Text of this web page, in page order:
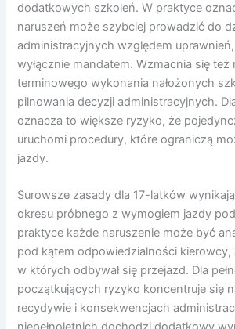
dodatkowych szkoleń. W praktyce
naruszeń może szybciej prowadzić do
administracyjnych względem
wyłącznie mandatem. Wzmacnia się też
terminowego wykonania nałożonych
pilnowania decyzji administracyjnych.
oznacza to większe ryzyko, że
uruchomi procedury, które ograniczą
jazdy.
Surowsze zasady dla 17-latków
okresu próbnego z wymogiem jazdy
praktyce każde naruszenie może być
pod kątem odpowiedzialności kierowcy,
w których odbywał się przejazd. Dla
początkujących ryzyko koncentruje się
recydywie i konsekwencjach